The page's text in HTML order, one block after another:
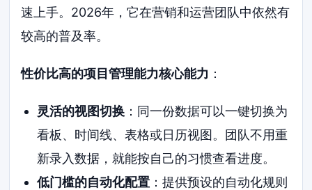
速上手。2026年，它在营销和运营团队中依然有
较高的普及率。
性价比高的项目管理能力核心能力 ：
灵活的视图切换：同一份数据可以一键切换为
看板、时间线、表格或日历视图。团队不用重
新录入数据，就能按自己的习惯查看进度。
低门槛的自动化配置：提供预设的自动化规则